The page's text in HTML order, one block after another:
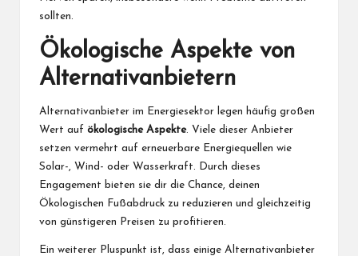
sollten.
Ökologische Aspekte von
Alternativanbietern
Alternativanbieter im Energiesektor legen häufig großen
Wert auf ökologische Aspekte. Viele dieser Anbieter
setzen vermehrt auf erneuerbare Energiequellen wie
Solar-, Wind- oder Wasserkraft. Durch dieses
Engagement bieten sie dir die Chance, deinen
Ökologischen Fußabdruck zu reduzieren und gleichzeitig
von günstigeren Preisen zu profitieren.
Ein weiterer Pluspunkt ist, dass einige Alternativanbieter